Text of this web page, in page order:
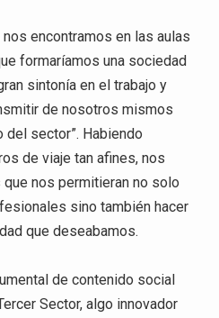
encontramos en las aulas
formaríamos una sociedad
sintonía en el trabajo y
de nosotros mismos
sector”. Habiendo
de viaje tan afines, nos
nos permitieran no solo
sino también hacer
que deseabamos.
de contenido social
Sector, algo innovador